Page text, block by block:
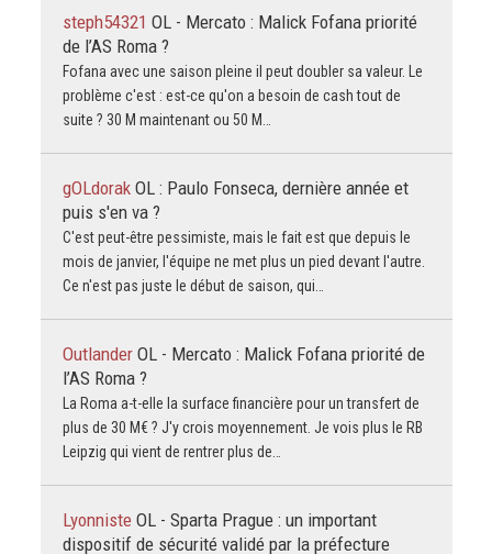
steph54321 OL - Mercato : Malick Fofana priorité
de l’AS Roma ?
Fofana avec une saison pleine il peut doubler sa valeur. Le
problème c'est : est-ce qu'on a besoin de cash tout de
suite ? 30 M maintenant ou 50 M…
gOLdorak OL : Paulo Fonseca, dernière année et
puis s'en va ?
C'est peut-être pessimiste, mais le fait est que depuis le
mois de janvier, l'équipe ne met plus un pied devant l'autre.
Ce n'est pas juste le début de saison, qui…
Outlander OL - Mercato : Malick Fofana priorité de
l’AS Roma ?
La Roma a-t-elle la surface financière pour un transfert de
plus de 30 M€ ? J'y crois moyennement. Je vois plus le RB
Leipzig qui vient de rentrer plus de…
Lyonniste OL - Sparta Prague : un important
dispositif de sécurité validé par la préfecture